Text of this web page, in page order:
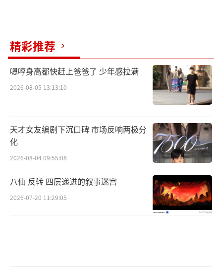
精彩推荐
嗯哼身高都快赶上爸爸了 少年感拉满
2026-08-05 13:13:10
天才女友编剧下沉口碑 市场反响两极分
化
2026-08-04 09:55:08
八仙 反转 四层递进的叙事迷宫
2026-07-20 11:29:05